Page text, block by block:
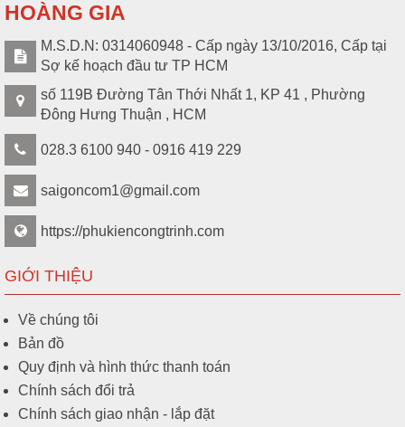
HOÀNG GIA
M.S.D.N: 0314060948 - Cấp ngày 13/10/2016, Cấp tại
Sợ kế hoạch đầu tư TP HCM
số 119B Đường Tân Thới Nhất 1, KP 41 , Phường
Đông Hưng Thuận , HCM
028.3 6100 940 - 0916 419 229
saigoncom1@gmail.com
https://phukiencongtrinh.com
GIỚI THIỆU
Về chúng tôi
Bản đồ
Quy định và hình thức thanh toán
Chính sách đổi trả
Chính sách giao nhận - lắp đặt